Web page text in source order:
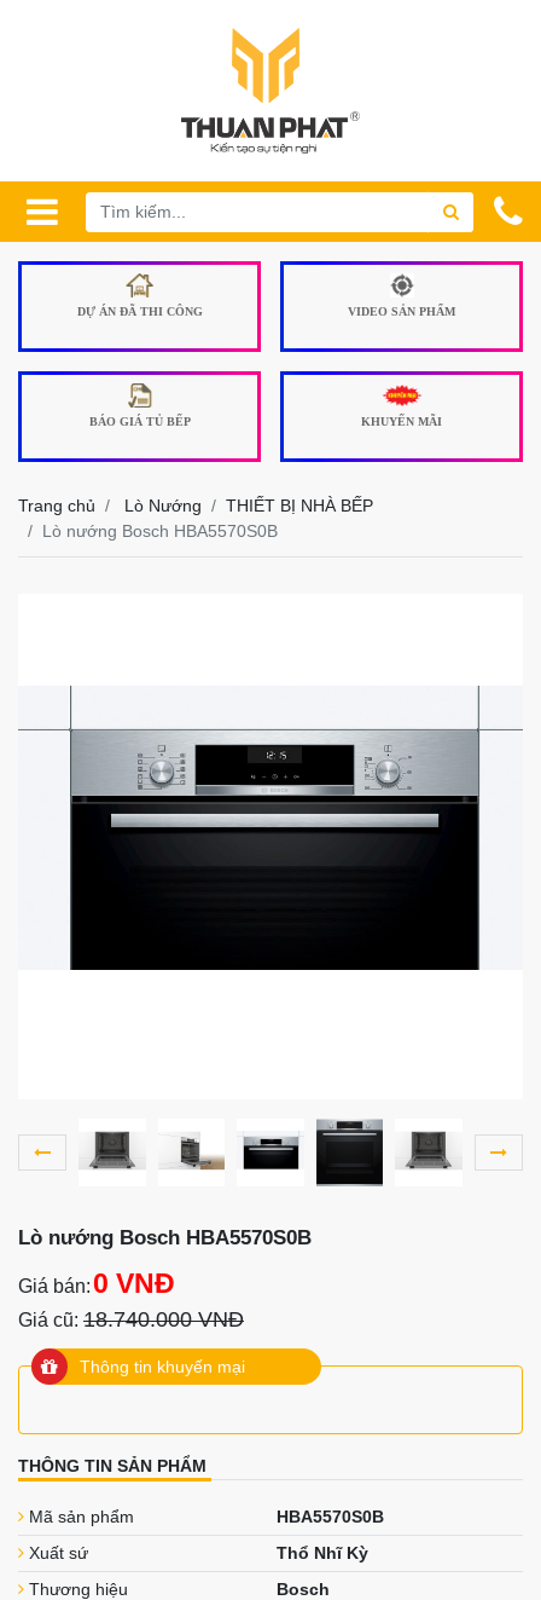
DỰ ÁN ĐÃ THI CÔNG VIDEO SẢN PHẨM
BÁO GIÁ TỦ BẾP KHUYẾN MÃI
Trang chủ Lò Nướng
THIẾT BỊ NHÀ BẾP
Lò nướng Bosch HBA5570S0B
Lò nướng Bosch HBA5570S0B
Giá bán: 0 VNĐ
Giá cũ: 18.740.000 VNĐ
Thông tin khuyến mại
THÔNG TIN SẢN PHẨM
Mã sản phẩm
HBA5570S0B
Xuất sứ
Thổ Nhĩ Kỳ
Thương hiệu
Bosch